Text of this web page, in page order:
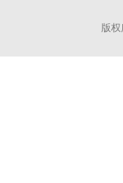
版